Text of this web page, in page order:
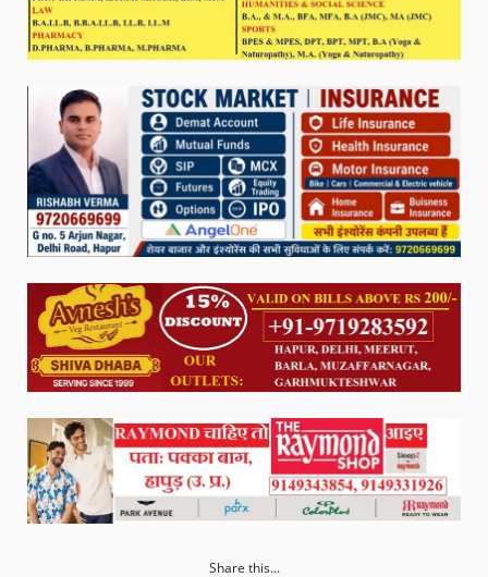
Share this...